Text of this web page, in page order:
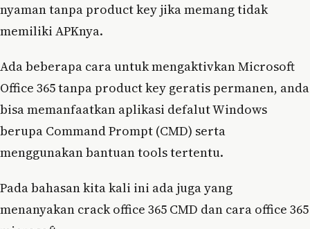
nyaman tanpa product key jika memang tidak
memiliki APKnya.
Ada beberapa cara untuk mengaktivkan Microsoft
Office 365 tanpa product key geratis permanen, anda
bisa memanfaatkan aplikasi defalut Windows
berupa Command Prompt (CMD) serta
menggunakan bantuan tools tertentu.
Pada bahasan kita kali ini ada juga yang
menanyakan crack office 365 CMD dan cara office 365